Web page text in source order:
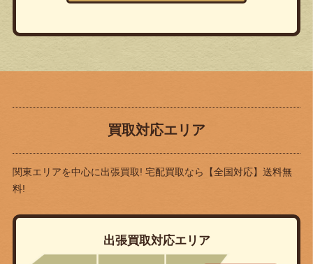
買取対応エリア
関東エリアを中心に出張買取! 宅配買取なら
【全国対応】送料無
料!
出張買取対応エリア